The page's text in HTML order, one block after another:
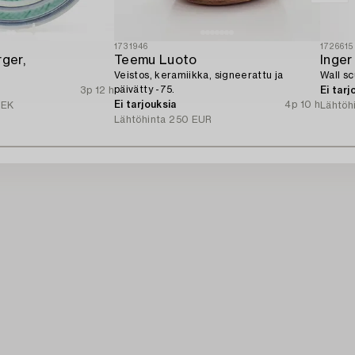
3p 12 h
1731946
Teemu Luoto
Veistos, keramiikka, signeerattu ja
päivätty -75.
Ei tarjouksia
4p 10 h
Lähtöhinta 250 EUR
1726615
Wall
Ei